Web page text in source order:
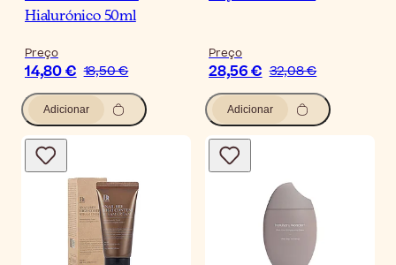
Hialurónico 50ml
Preço
14,80 € 18,50 €
Adicionar
Preço
28,56 € 32,08 €
Adicionar